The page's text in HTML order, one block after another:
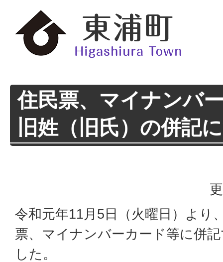
住民票、マイナンバ
旧姓（旧氏）の併記
令和元年11月5日（火曜日）より
票、マイナンバーカード等に併
した。